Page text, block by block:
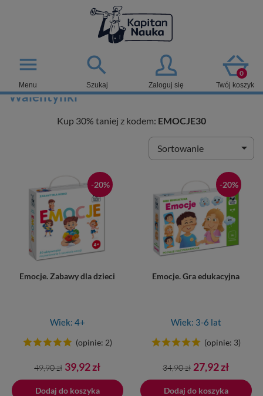

Szukaj Zaloguj się
0
Twój koszyk
menu
Menu
Walentynki
Kup 30% taniej z kodem: EMOCJE30
Sortowanie 
-20%
Emocje. Zabawy dla dzieci
Wiek: 4+
(opinie: 2)
Cena
podstawowa
49,90 zł Cena
39,92 zł
Dodaj do koszyka
-20%
Emocje. Gra edukacyjna
Wiek: 3-6 lat
(opinie: 3)
Cena
podstawowa
34,90 zł Cena
27,92 zł
Dodaj do koszyka
Dodano do koszyka